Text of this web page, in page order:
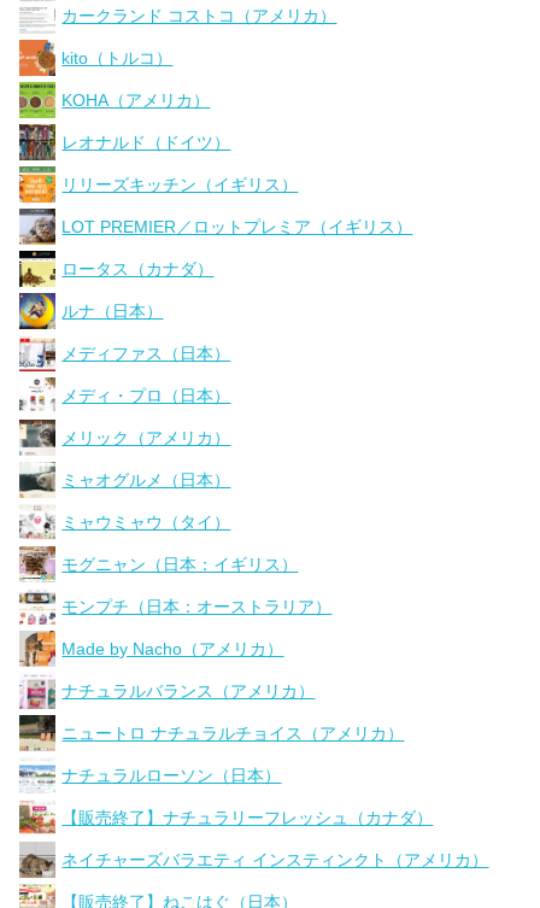
カークランド コストコ（アメリカ）
kito（トルコ）
KOHA（アメリカ）
レオナルド（ドイツ）
リリーズキッチン（イギリス）
LOT PREMIER／ロットプレミア（イギリス）
ロータス（カナダ）
ルナ（日本）
メディファス（日本）
メディ・プロ（日本）
メリック（アメリカ）
ミャオグルメ（日本）
ミャウミャウ（タイ）
モグニャン（日本：イギリス）
モンプチ（日本：オーストラリア）
Made by Nacho（アメリカ）
ナチュラルバランス（アメリカ）
ニュートロ ナチュラルチョイス（アメリカ）
ナチュラルローソン（日本）
【販売終了】ナチュラリーフレッシュ（カナダ）
ネイチャーズバラエティ インスティンクト（アメリカ）
【販売終了】ねこはぐ（日本）